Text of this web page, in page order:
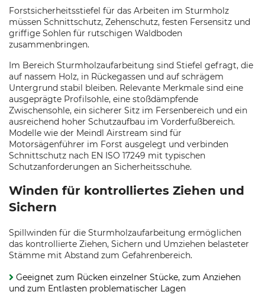
Forstsicherheitsstiefel für das Arbeiten im Sturmholz
müssen Schnittschutz, Zehenschutz, festen Fersensitz und
griffige Sohlen für rutschigen Waldboden
zusammenbringen.
Im Bereich Sturmholzaufarbeitung sind Stiefel gefragt, die
auf nassem Holz, in Rückegassen und auf schrägem
Untergrund stabil bleiben. Relevante Merkmale sind eine
ausgeprägte Profilsohle, eine stoßdämpfende
Zwischensohle, ein sicherer Sitz im Fersenbereich und ein
ausreichend hoher Schutzaufbau im Vorderfußbereich.
Modelle wie der Meindl Airstream sind für
Motorsägenführer im Forst ausgelegt und verbinden
Schnittschutz nach EN ISO 17249 mit typischen
Schutzanforderungen an Sicherheitsschuhe.
Winden für kontrolliertes Ziehen und
Sichern
Spillwinden für die Sturmholzaufarbeitung ermöglichen
das kontrollierte Ziehen, Sichern und Umziehen belasteter
Stämme mit Abstand zum Gefahrenbereich.
Geeignet zum Rücken einzelner Stücke, zum Anziehen
und zum Entlasten problematischer Lagen